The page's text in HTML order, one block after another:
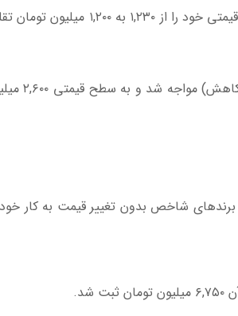
۱,۲۰۰ میلیون تومان
۲,۶۰۰
برندهای شاخص بدون تغییر قیمت به کار
۶,۷۵۰ میلیون تومان ثبت شد.